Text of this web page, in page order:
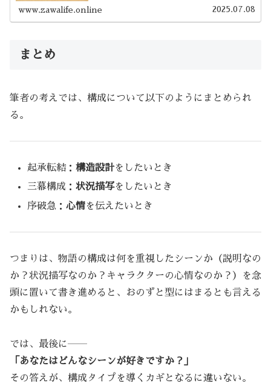
www.zawalife.online 2025.07.08
まとめ
筆者の考えでは、構成について以下のようにまとめられ
る。
起承転結：構造設計をしたいとき
三幕構成：状況描写をしたいとき
序破急：心情を伝えたいとき
つまりは、物語の構成は何を重視したシーンか（説明なの
か？状況描写なのか？キャラクターの心情なのか？）を念
頭に置いて書き進めると、おのずと型にはまるとも言える
かもしれない。
では、最後に――
「あなたはどんなシーンが好きですか？」
その答えが、構成タイプを導くカギとなるに違いない。